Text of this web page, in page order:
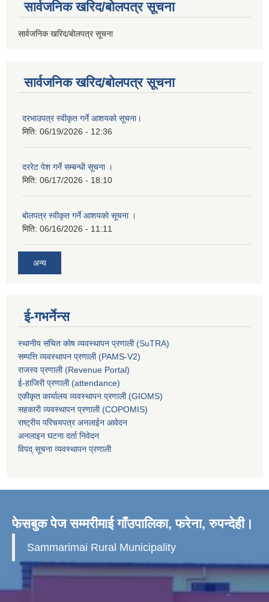
सार्वजनिक खरिद/बोलपत्र सूचना
सार्वजनिक खरिद/बोलपत्र सूचना
सार्वजनिक खरिद/बोलपत्र सूचना
दरभाउपत्र स्वीकृत गर्ने आशयको सूचना।
मिति: 06/19/2026 - 12:36
दररेट पेश गर्ने सम्बन्धी सूचना ।
मिति: 06/17/2026 - 18:10
बोलपत्र स्वीकृत गर्ने आशयको सूचना ।
मिति: 06/16/2026 - 11:11
अन्य
ई-गभर्नेन्स
स्थानीय संचित कोष व्यवस्थापन प्रणाली (SuTRA)
सम्पत्ति व्यवस्थापन प्रणाली (PAMS-V2)
राजस्व प्रणाली (Revenue Portal)
ई-हाजिरी प्रणाली (attendance)
एकीकृत कार्यालय व्यवस्थापन प्रणाली (GIOMS)
सहकारी व्यवस्थापन प्रणाली (COPOMIS)
राष्ट्रीय परिचयपत्र अनलाईन आवेदन
अनलाइन घटना दर्ता निवेदन
विपद् सूचना व्यवस्थापन प्रणाली
फेसबुक पेज सम्मरीमाई गाँउपालिका, फरेना, रुपन्देही।
Sammarimai Rural Municipality